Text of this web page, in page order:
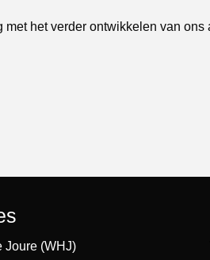
het verder ontwikkelen van ons
Joure (WHJ)